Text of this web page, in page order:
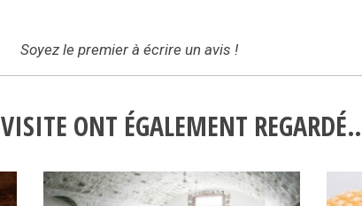
Soyez le premier à écrire un avis !
ONT ÉGALEMENT